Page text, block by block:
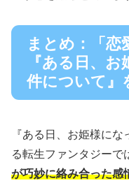
まとめ：「恋
『ある日、
件について』
『ある日、お姫様に
る転生ファンタジーで
が巧妙に絡み合った感